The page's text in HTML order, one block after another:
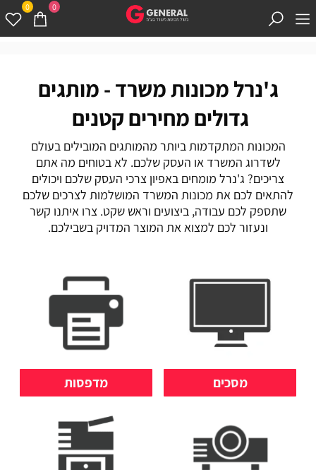
0 0
ג'נרל מכונות משרד - מותגים
גדולים מחירים קטנים
המכונות המתקדמות ביותר מהמותגים המובילים בעולם
לשדרוג המשרד או העסק שלכם. לא בטוחים מה אתם
צריכים? ג'נרל מומחים באפיון צרכי העסק שלכם ויכולים
להתאים לכם את מכונות המשרד המושלמות לצרכים שלכם
שתספק לכם עבודה, ביצועים וראש שקט. צרו איתנו קשר
ונעזור לכם למצוא את המוצר המדויק בשבילכם.
מסכים מדפסות